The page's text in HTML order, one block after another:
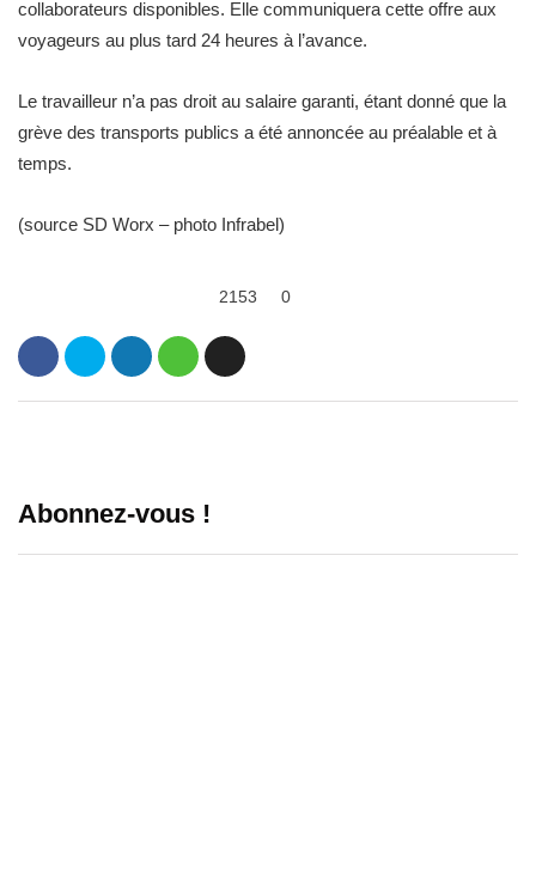
collaborateurs disponibles. Elle communiquera cette offre aux
voyageurs au plus tard 24 heures à l’avance.
Le travailleur n’a pas droit au salaire garanti, étant donné que la
grève des transports publics a été annoncée au préalable et à
temps.
(source SD Worx – photo Infrabel)
2153 0
Abonnez-vous !